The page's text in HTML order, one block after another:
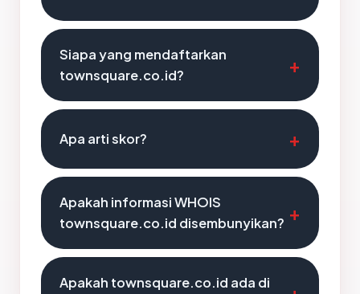
Siapa yang mendaftarkan
townsquare.co.id?
Apa arti skor?
Apakah informasi WHOIS
townsquare.co.id disembunyikan?
Apakah townsquare.co.id ada di